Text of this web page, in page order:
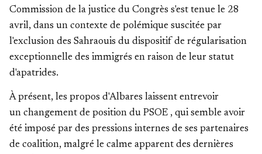
Commission de la justice du Congrès s'est tenue le 28
avril, dans un contexte de polémique suscitée par
l'exclusion des Sahraouis du dispositif de régularisation
exceptionnelle des immigrés en raison de leur statut
d'apatrides.
À présent, les propos d'Albares laissent entrevoir
un changement de position du PSOE , qui semble avoir
été imposé par des pressions internes de ses partenaires
de coalition, malgré le calme apparent des dernières